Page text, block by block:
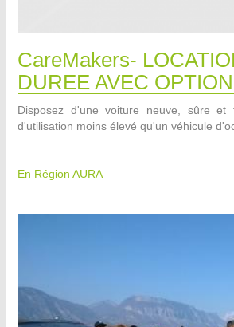
CareMakers-
DUREE AVEC
Disposez d'une voiture neuve, sûre
d'utilisation moins élevé qu'un véhicule
En Région AURA